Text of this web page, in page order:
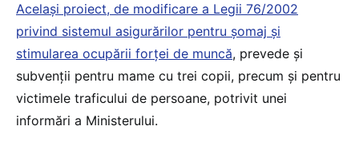
Același proiect, de modificare a Legii 76/2002
privind sistemul asigurărilor pentru șomaj și
stimularea ocupării forței de muncă, prevede și
subvenții pentru mame cu trei copii, precum și pentru
victimele traficului de persoane, potrivit unei
informări a Ministerului.